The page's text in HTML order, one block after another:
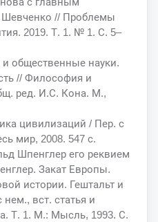
Шевченко // Проблемы
2019. Т. 1. № 1. С. 5‒
общественные науки.
// Философия и
ред. И.С. Кона. М.,
цивилизаций / Пер. с
мир, 2008. 547 с.
Шпенглер его реквием
Закат Европы.
истории. Гештальт и
нем., вст. статья и
Т. 1. М.: Мысль, 1993. С.